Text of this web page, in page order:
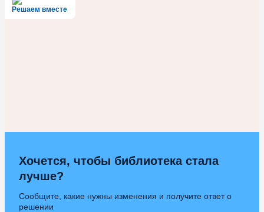
Решаем вместе
Хочется, чтобы библиотека стала
лучше?
Сообщите, какие нужны изменения и получите ответ о
решении